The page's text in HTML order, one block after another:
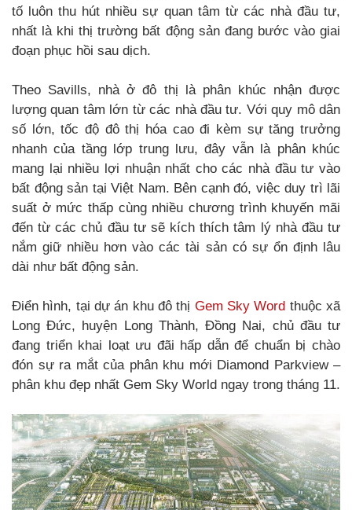
tố luôn thu hút nhiều sự quan tâm từ các nhà đầu tư,
nhất là khi thị trường bất động sản đang bước vào giai
đoạn phục hồi sau dịch.
Theo Savills, nhà ở đô thị là phân khúc nhận được
lượng quan tâm lớn từ các nhà đầu tư. Với quy mô dân
số lớn, tốc độ đô thị hóa cao đi kèm sự tăng trưởng
nhanh của tầng lớp trung lưu, đây vẫn là phân khúc
mang lại nhiều lợi nhuận nhất cho các nhà đầu tư vào
bất động sản tại Việt Nam. Bên cạnh đó, việc duy trì lãi
suất ở mức thấp cùng nhiều chương trình khuyến mãi
đến từ các chủ đầu tư sẽ kích thích tâm lý nhà đầu tư
nắm giữ nhiều hơn vào các tài sản có sự ổn định lâu
dài như bất động sản.
Điển hình, tại dự án khu đô thị Gem Sky Word thuộc xã
Long Đức, huyện Long Thành, Đồng Nai, chủ đầu tư
đang triển khai loạt ưu đãi hấp dẫn để chuẩn bị chào
đón sự ra mắt của phân khu mới Diamond Parkview –
phân khu đẹp nhất Gem Sky World ngay trong tháng 11.